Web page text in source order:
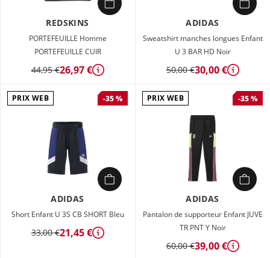
REDSKINS
PORTEFEUILLE Homme
PORTEFEUILLE CUIR
44,95 €26,97 € Détails
ADIDAS
Sweatshirt manches longues Enfant
U 3 BAR HD Noir
50,00 €30,00 € Détails
PRIX WEB -35 %
ADIDAS
Short Enfant U 3S CB SHORT Bleu
33,00 €21,45 € Détails
PRIX WEB -35 %
ADIDAS
Pantalon de supporteur Enfant JUVE
TR PNT Y Noir
60,00 €39,00 € Détails